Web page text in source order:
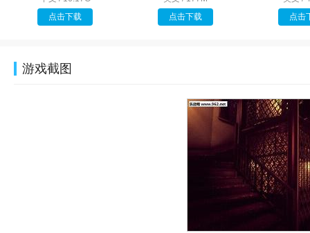
点击下载
点击下载
点击
游戏截图